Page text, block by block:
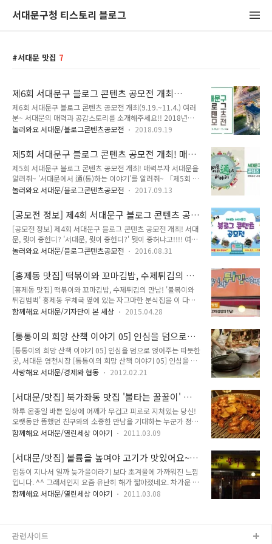
서대문구청 티스토리 블로그
서대문 맛집 7
제6회 서대문구 블로그 콘텐츠 공모전 개최
(9.19.~11.4.)
제6회 서대문구 블로그 콘텐츠 공모전 개최(9.19.~11.4.) 여러
분~ 서대문의 매력과 공감스토리를 소개해주세요!! 2018년
「제6회 서대문구 블로그 콘텐츠 공모전」을 개최합니다. 서대
소통하는 내용이면 모든 좋아요~^^ 여러분이 소개하는 생생한
서대문의 모습 기대할게요!! 「제6회 서대문구 블로그 콘텐츠
공모전」참여 안내 ● 공모주제 - 서대문구를 알리고 소통할 수
있는 내용 - 주요 명소, 축제, 맛집, 미담사례, 역사·문화탐방 후
기 등 ● 접수기간 : 2018. 9. 19.(수) ~ 11. 4.(일) ● 응모자격 :
kojunseok@sdm.go.kr - 참가신청서, 서약서 작성 후..
놀러와요 서대문/블로그콘텐츠공모전 2018.09.19
제5회 서대문구 블로그 콘텐츠 공모전 개최! 매력
부자 서대문을 알려줘~
제5회 서대문구 블로그 콘텐츠 공모전 개최! 매력부자 서대문을
알려줘~ '서대문에서 通(통)하는 이야기'를 알려줘~ 「제5회 서
대문구 블로그 콘텐츠 공모전」을 개최합니다!! 소리질러
러분이 직접 소개하는 서대문의 명소, 축제, 맛집, 미담사례, 역
사·문화탐방 후기 등 서대문을 알리고 소통할 수 있는 내용이면
모든 좋아요!! 「제5회 서대문구 블로그 콘텐츠 공모전」 참여
안내 ● 공모주제 - 서대문구를 알리고 소통할 수 있는 내용 - 주
요 명소, 축제, 맛집, 미담사례, 역사·문화탐방 후기 등 ● 접수
국민 누구나(지역, 연령 제한 없음) ● 응모방법 - 이메일 접수 ..
놀러와요 서대문/블로그콘텐츠공모전 2017.09.13
[공모전 정보] 제4회 서대문구 블로그 콘텐츠 공
모전 개최! 서대문, 뭣이 중헌디?
[공모전 정보] 제4회 서대문구 블로그 콘텐츠 공모전 개최! 서대
문, 뭣이 중헌디? '서대문, 뭣이 중헌디?' 뭣이 중허냐고!!!! 여러
분이 찾아주세요!! ^^ 「제4회 서대문구 블로그 콘텐츠 공모
숨은 곳, 맛집, 역사·문화 탐방 등 알릴 수 있는 기회랍니다~
TONG지기가 자세히 알려드릴게요! 「제4회 서대문구 블로그
콘텐츠 공모전」 참여 안내! ▶ 공모주제 - 서대문구의 과거와
현재 모습이 담긴 사진, 동영상 속 자신만의 이야기 - 서대문구의
숨은 명소, 맛집, 역사·문화탐방 후기, 축제 등 다양한 이야기 ▶
및 서약서 첨부, 이메일로 제출 ▶ 신청기간 - 2..
놀러와요 서대문/블로그콘텐츠공모전 2016.08.31
[홍제동 맛집] 떡볶이와 꼬마김밥, 수제튀김의 만
남! '불볶이와 튀김범벅'
[홍제동 맛집] 떡볶이와 꼬마김밥, 수제튀김의 만남! '불볶이와
튀김범벅' 홍제동 우체국 옆에 있는 자그마한 분식집을 이 다녀
왔습니다. 떡볶이와 튀김은 거의 모든 사람들이 좋아하는 간식이
법이 다르기에 그 특성이 제각각입니다. 불볶이와 튀김범벅은 깔
끔한 운영과 맛있는 메뉴, 그리고 친절한 분들이 계셔서 여러 번
들린 적이 있는 곳이랍니다. 오늘은 여러분께 불볶이와 튀김범벅
을 소개해 드릴게요. (☎02-391-3391) 불볶이와 튀김범벅집은
홍제동에서는 꽤 널리 알려졌답니다. 올해로 4년째 이곳에서 분
과 왕김밥, 수제튀김이 가장 인기가 많다고 합니다. 양념에 버무
려진 떡볶이, 따끈한 국물..
함께해요 서대문/기자단이 본 세상 2015.04.28
[통통이의 희망 산책 이야기 05] 인심을 덤으로
얹어주는 따뜻한 곳, 서대문 영천시장
[통통이의 희망 산책 이야기 05] 인심을 덤으로 얹어주는 따뜻한
곳, 서대문 영천시장 [통통이의 희망 산책 이야기 05] 인심을 덤
으로 얹어주는 따뜻한 곳, 서대문 영천시장 시장에 자주 가시나
리기 위해 수시로 시장에 들러 장을 보곤 하셨답니다. 하지만 맞
벌이 부부가 증가하고 가사와 직장일을 함께 하여 시간이 부족해
자연스럽게 일주일에 한 번, 혹은 이 주에 한 번 꼴로 대형마트에
서 대량으로 한꺼번에 장을 봐 오는 일이 잦아지게 되었어요. 여
러분은 어떠세요? 오늘은 서대문에 자리하고 있는 재래시장, 서
한 장터, 인심을 덤으로 얹어주는 따뜻한 곳 통통이가 어린 시절
엔, 엄마 따라 장보러..
사랑해요 서대문/경제와 협동 2012.02.21
[서대문/맛집] 북가좌동 맛집 '불타는 꿀꿀이' 에
서 불타는 겨울밤을 함께
하루 온종일 바쁜 일상에 어깨가 무겁고 피로로 지쳐있는 당신!
오랫동안 뜸했던 친구와의 소중한 만남을 기대하는 누군가 정처
없이 거닐다, 발끝닿은 곳에 편안한 휴식과 맛있는 먹거리를 원
바로 ‘불타는 꿀꿀이’ 식당이에요~ 서대문 맛집 를 찾아서 가게
내 왁자지껄한 사람들의 이야기가 있고, 떠들썩한 분위기속에 훈
훈함이 전해지며, 테이블마다 저마다의 삶과 관계가 이어지는
곳. 그안에 맛있는 냄새와 지글지글한 소리가 거리의 과객들을
유혹하는 곳. 거기에 주인의 푸짐한 인심까지 더해진다면 지금이
함께해요 서대문/열린세상 이야기 2011.03.09
[서대문/맛집] 볼륨을 높여야 고기가 맛있어요~
해담는다리 옆 생고기전문점
입동이 지나서 일까 늦가을이라기 보다 초겨울에 가까워진 느낌
입니다. ^^ 그래서인지 요즘 유난히 해가 짧아졌네요. 차가운 바
람에 걸음을 재촉하다가도 아직 남아있는 늦가을의 풍경에 잠시
등 불빛아래 유난히 사람들로 부쩍거리는 집이 있습니다. 비좁은
함께해요 서대문/열린세상 이야기 2011.03.08
관련사이트